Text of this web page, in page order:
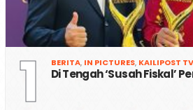
1 BERITA, IN PICTURES, KAILIPOST TV
Di Tengah ‘Susah Fiskal’